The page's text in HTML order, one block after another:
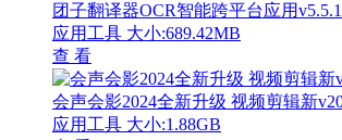
团子翻译器OCR智能跨平台应用v5.5.1
应用工具 大小:689.42MB
查 看
会声会影2024全新升级 视频剪辑新
应用工具 大小:1.88GB